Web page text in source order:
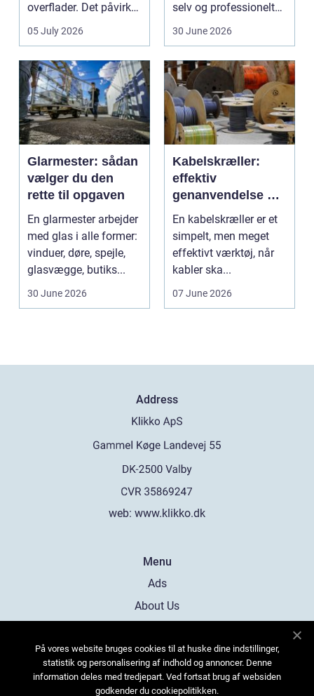
overflader. Det påvirker
både arbejdsmi...
05 July 2026
selv og professionelt
arbejde er of...
30 June 2026
Glarmester: sådan
vælger du den
rette til opgaven
En glarmester arbejder
med glas i alle former:
vinduer, døre, spejle,
glasvægge, butiks...
30 June 2026
Kabelskræller:
effektiv
genanvendelse og
bedre økonomi i
kabelhåndtering
En kabelskræller er et
simpelt, men meget
effektivt værktøj, når
kabler ska...
07 June 2026
Address
web: www.klikko.dk
Menu
Ads
About Us
Contact
Sitemap
På vores website bruges cookies til at huske dine indstillinger,
statistik og personalisering af indhold og annoncer. Denne
information deles med tredjepart. Ved fortsat brug af websiden
godkender du cookiepolitikken.